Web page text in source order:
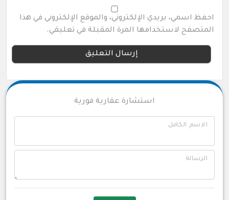
احفظ اسمي، بريدي الإلكتروني، والموقع الإلكتروني في هذا
المتصفح لاستخدامها المرة المقبلة في تعليقي.
استشارة عقارية فورية
الاسم الكامل
الرسالة